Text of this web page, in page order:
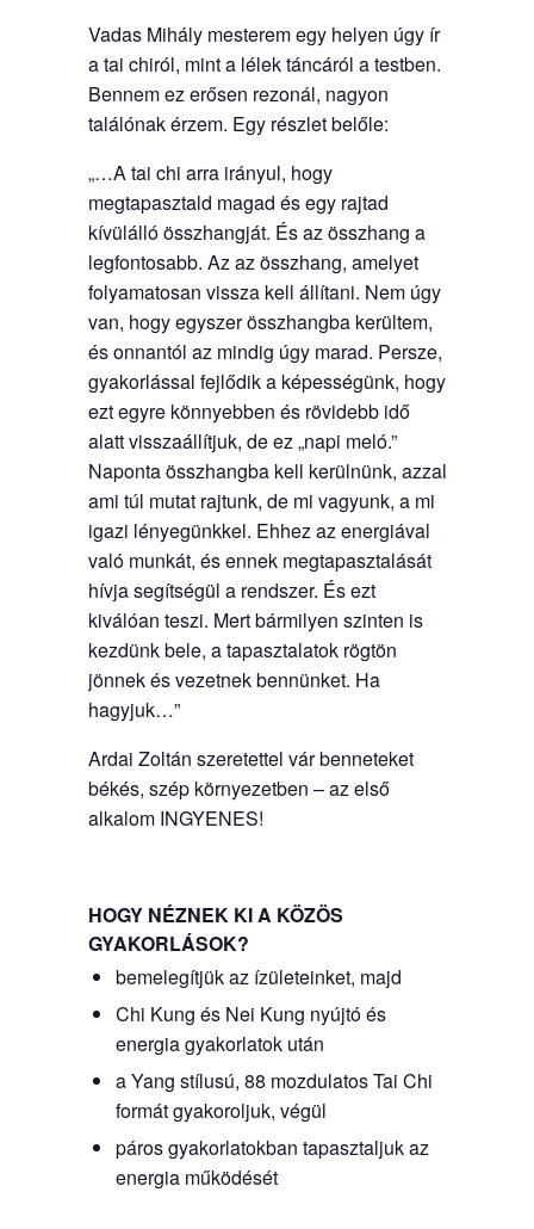
Vadas Mihály mesterem egy helyen úgy ír
a tai chiról, mint a lélek táncáról a testben.
Bennem ez erősen rezonál, nagyon
találónak érzem. Egy részlet belőle:
„…A tai chi arra irányul, hogy
megtapasztald magad és egy rajtad
kívülálló összhangját. És az összhang a
legfontosabb. Az az összhang, amelyet
folyamatosan vissza kell állítani. Nem úgy
van, hogy egyszer összhangba kerültem,
és onnantól az mindig úgy marad. Persze,
gyakorlással fejlődik a képességünk, hogy
ezt egyre könnyebben és rövidebb idő
alatt visszaállítjuk, de ez „napi meló.”
Naponta összhangba kell kerülnünk, azzal
ami túl mutat rajtunk, de mi vagyunk, a mi
igazi lényegünkkel. Ehhez az energiával
való munkát, és ennek megtapasztalását
hívja segítségül a rendszer. És ezt
kiválóan teszi. Mert bármilyen szinten is
kezdünk bele, a tapasztalatok rögtön
jönnek és vezetnek bennünket. Ha
hagyjuk…”
Ardai Zoltán szeretettel vár benneteket
békés, szép környezetben – az első
alkalom INGYENES!
HOGY NÉZNEK KI A KÖZÖS
GYAKORLÁSOK?
bemelegítjük az ízületeinket, majd
Chi Kung és Nei Kung nyújtó és
energia gyakorlatok után
a Yang stílusú, 88 mozdulatos Tai Chi
formát gyakoroljuk, végül
páros gyakorlatokban tapasztaljuk az
energia működését